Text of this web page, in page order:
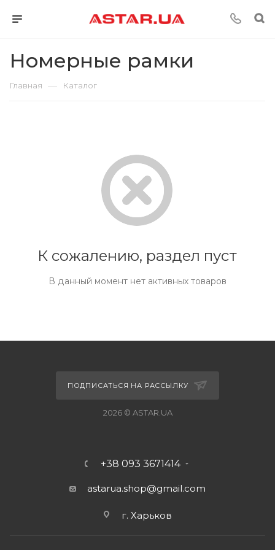
Номерные рамки
Главная — Каталог
К сожалению, раздел пуст
В данный момент нет активных товаров
ПОДПИСАТЬСЯ НА РАССЫЛКУ
2026 © ASTAR.UA
+38 093 3671414
astarua.shop@gmail.com
г. Харьков